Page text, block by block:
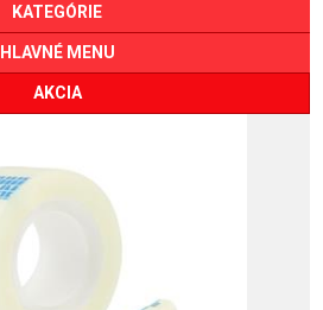
KATEGÓRIE
HLAVNÉ MENU
AKCIA